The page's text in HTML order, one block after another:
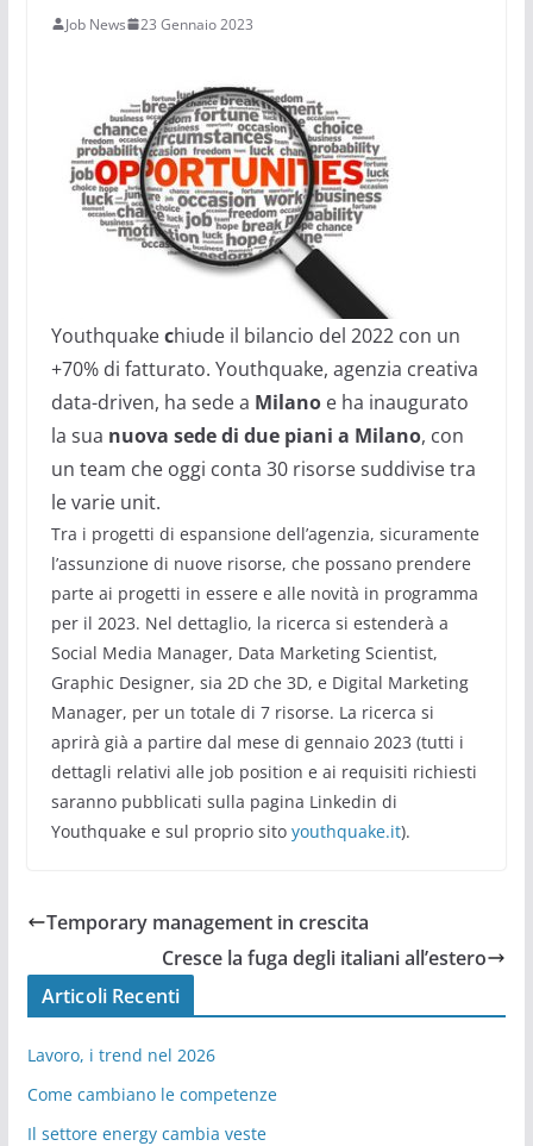
Job News 23 Gennaio 2023
Youthquakechiude il bilancio del 2022 con un
+70% di fatturato. Youthquake, agenzia creativa
data-driven, ha sede a Milanoe ha inaugurato
la sua nuova sede di due piani a Milano, con
un team che oggi conta 30 risorse suddivise tra
le varie unit.
Tra i progetti di espansione dell’agenzia, sicuramente
l’assunzione di nuove risorse, che possano prendere
parte ai progetti in essere e alle novità in programma
per il 2023. Nel dettaglio, la ricerca si estenderà a
Social Media Manager, Data Marketing Scientist,
Graphic Designer, sia 2D che 3D, e Digital Marketing
Manager, per un totale di 7 risorse. La ricerca si
aprirà già a partire dal mese di gennaio 2023 (tutti i
dettagli relativi alle job position e ai requisiti richiesti
saranno pubblicati sulla pagina Linkedin di
Youthquake e sul proprio sito youthquake.it).
Temporary management in crescita
Cresce la fuga degli italiani all’estero
Articoli Recenti
Lavoro, i trend nel 2026
Come cambiano le competenze
Il settore energy cambia veste